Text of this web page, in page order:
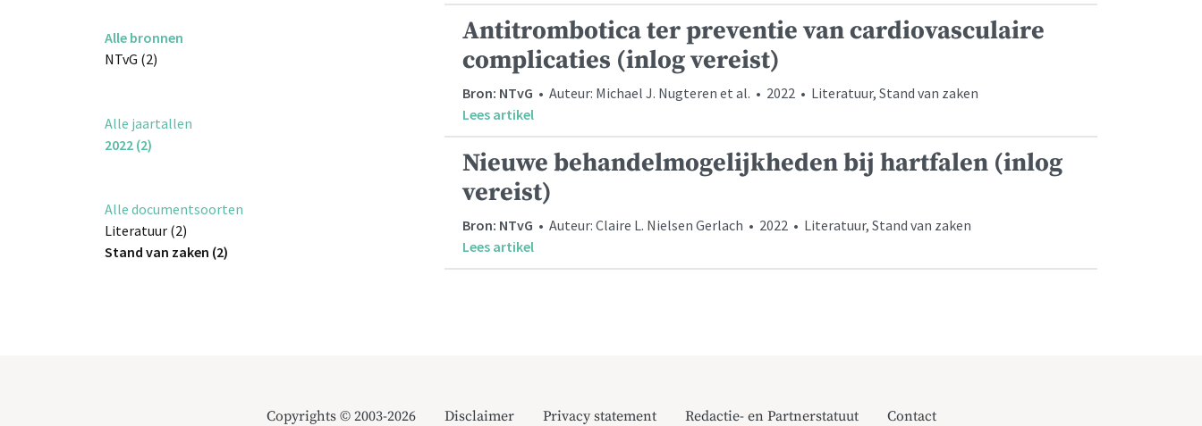
Alle bronnen
NTvG (2)
Alle jaartallen
2022 (2)
Alle documentsoorten
Literatuur (2)
Stand van zaken (2)
Antitrombotica ter preventie van cardiovasculaire
complicaties (inlog vereist)
Bron: NTvG • Auteur: Michael J. Nugteren et al. • 2022 • Literatuur, Stand van zaken
Lees artikel
Nieuwe behandelmogelijkheden bij hartfalen (inlog
vereist)
Bron: NTvG • Auteur: Claire L. Nielsen Gerlach • 2022 • Literatuur, Stand van zaken
Lees artikel
Copyrights © 2003-2026 Disclaimer Privacy statement Redactie- en Partnerstatuut Contact